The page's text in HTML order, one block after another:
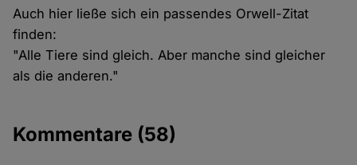
Auch hier ließe sich ein passendes Orwell-Zitat
finden:
"Alle Tiere sind gleich. Aber manche sind gleicher
als die anderen."
Kommentare (58)